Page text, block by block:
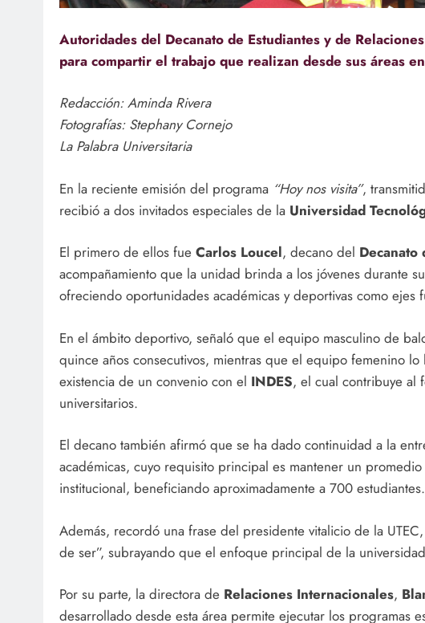
Autoridades del Decanato de Estudiantes y de
para compartir el trabajo que realizan desde sus áreas
Redacción: Aminda Rivera
Fotografías: Stephany Cornejo
La Palabra Universitaria
En la reciente emisión del programa “Hoy nos visita”,
recibió a dos invitados especiales de la Universidad
El primero de ellos fue Carlos Loucel, decano del Decanato
acompañamiento que la unidad brinda a los jóvenes durante
ofreciendo oportunidades académicas y deportivas como ejes
En el ámbito deportivo, señaló que el equipo masculino de
quince años consecutivos, mientras que el equipo femenino
existencia de un convenio con el INDES, el cual contribuye al
universitarios.
El decano también afirmó que se ha dado continuidad a la
académicas, cuyo requisito principal es mantener un
institucional, beneficiando aproximadamente a 700 estudiantes.
Además, recordó una frase del presidente vitalicio de la UTEC,
de ser”, subrayando que el enfoque principal de la
Por su parte, la directora de Relaciones Internacionales,
desarrollado desde esta área permite ejecutar los programas